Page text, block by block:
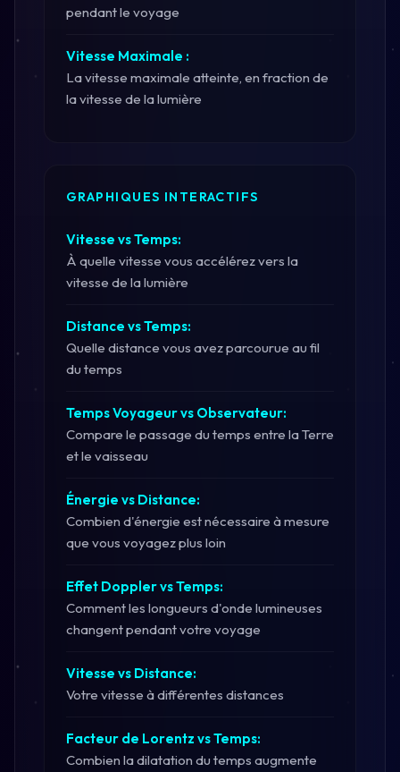
pendant le voyage
Vitesse Maximale :
La vitesse maximale atteinte, en fraction de
la vitesse de la lumière
GRAPHIQUES INTERACTIFS
Vitesse vs Temps:
À quelle vitesse vous accélérez vers la
vitesse de la lumière
Distance vs Temps:
Quelle distance vous avez parcourue au fil
du temps
Temps Voyageur vs Observateur:
Compare le passage du temps entre la Terre
et le vaisseau
Énergie vs Distance:
Combien d'énergie est nécessaire à mesure
que vous voyagez plus loin
Effet Doppler vs Temps:
Comment les longueurs d'onde lumineuses
changent pendant votre voyage
Vitesse vs Distance:
Votre vitesse à différentes distances
Facteur de Lorentz vs Temps:
Combien la dilatation du temps augmente